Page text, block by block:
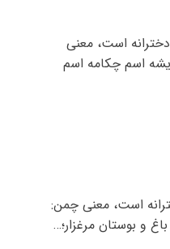
است، معنی
اسم چکامه اسم
است، معنی چمن: